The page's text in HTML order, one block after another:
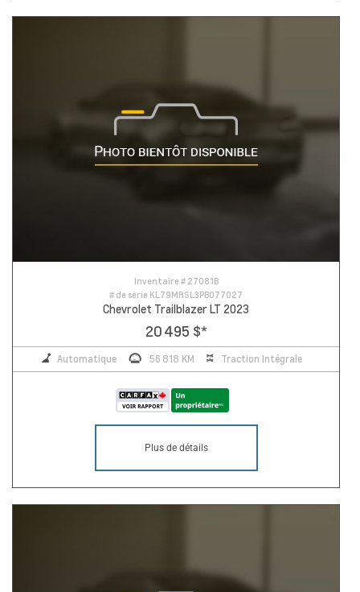
Inventaire # 27081B
# de série KL79MRSL3PB077027
Chevrolet Trailblazer LT 2023
20 495 $*
Automatique 56 818 KM Traction Intégrale
Plus de détails